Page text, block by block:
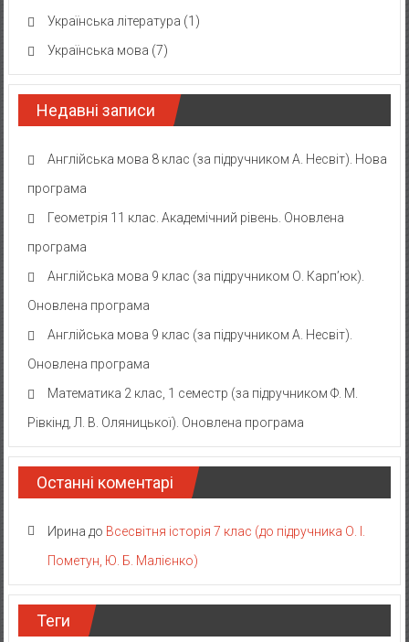
Українська література (1)
Українська мова (7)
Недавні записи
Англійська мова 8 клас (за підручником А. Несвіт). Нова
програма
Геометрія 11 клас. Академічний рівень. Оновлена
програма
Англійська мова 9 клас (за підручником О. Карп’юк).
Оновлена програма
Англійська мова 9 клас (за підручником А. Несвіт).
Оновлена програма
Математика 2 клас, 1 семестр (за підручником Ф. М.
Рівкінд, Л. В. Оляницької). Оновлена програма
Останні коментарі
Ирина до Всесвітня історія 7 клас (до підручника О. І.
Пометун, Ю. Б. Малієнко)
Теги